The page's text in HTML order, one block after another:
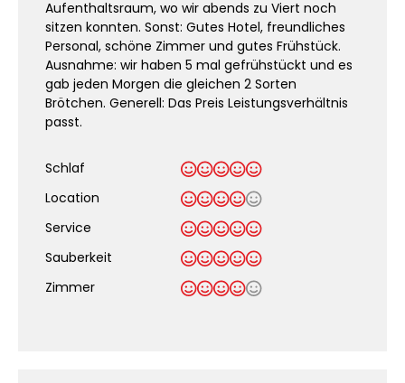
Aufenthaltsraum, wo wir abends zu Viert noch
sitzen konnten. Sonst: Gutes Hotel, freundliches
Personal, schöne Zimmer und gutes Frühstück.
Ausnahme: wir haben 5 mal gefrühstückt und es
gab jeden Morgen die gleichen 2 Sorten
Brötchen. Generell: Das Preis Leistungsverhältnis
passt.
Schlaf
Location
Service
Sauberkeit
Zimmer